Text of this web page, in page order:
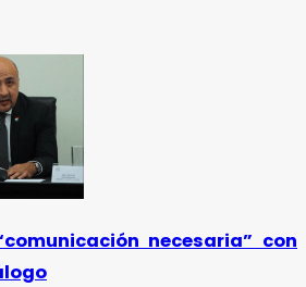
necesaria” con